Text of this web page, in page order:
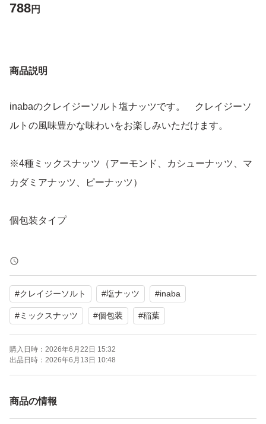
788円
商品説明
inabaのクレイジーソルト塩ナッツです。 クレイジーソ
ルトの風味豊かな味わいをお楽しみいただけます。
※4種ミックスナッツ（アーモンド、カシューナッツ、マ
カダミアナッツ、ピーナッツ）
個包装タイプ
※※再出品可能です。
ポスト投函発送となります。
割れ欠けなどご了承ください。
よろしくお願いいたします。
#クレイジーソルト #塩ナッツ #inaba
#ミックスナッツ #個包装 #稲葉
購入日時： 2026年6月22日 15:32
出品日時： 2026年6月13日 10:48
商品の情報